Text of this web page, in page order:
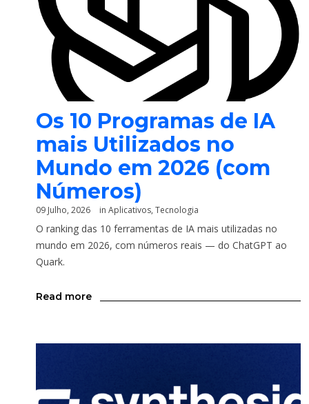
Os 10 Programas de IA
mais Utilizados no
Mundo em 2026 (com
Números)
09 Julho, 2026 in Aplicativos, Tecnologia
O ranking das 10 ferramentas de IA mais utilizadas no
mundo em 2026, com números reais — do ChatGPT ao
Quark.
Read more